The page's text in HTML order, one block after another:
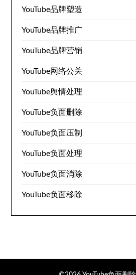
YouTube品牌塑造
YouTube品牌推广
YouTube品牌营销
YouTube网络公关
YouTube舆情处理
YouTube负面删除
YouTube负面压制
YouTube负面处理
YouTube负面消除
YouTube负面移除